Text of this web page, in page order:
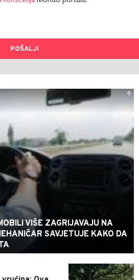
POŠALJI
0
VIŠE ZAGRIJAVAJU NA
SAVJETUJE KAKO DA
0